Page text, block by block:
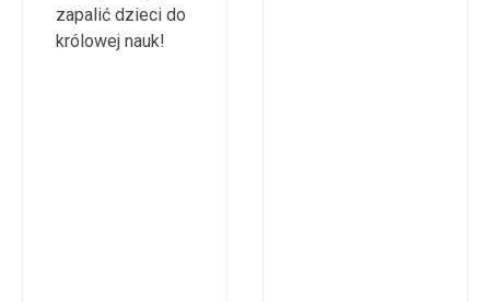
zapalić dzieci do
królowej nauk!